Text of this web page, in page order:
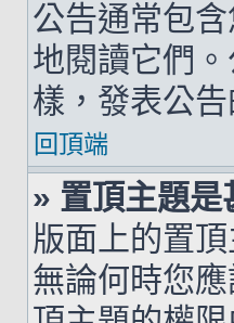
公告通常包
地閱讀它們
樣，發表公
回頂端
» 置頂主題是
版面上的置
無論何時您